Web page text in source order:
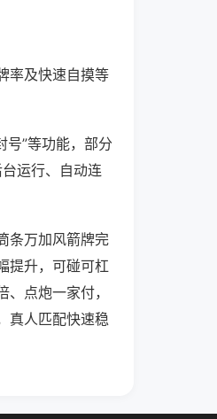
率及快速自摸等
号”等功能，部分
运行、自动连
条万加风箭牌完
提升，可碰可杠
点炮一家付，
真人匹配快速稳